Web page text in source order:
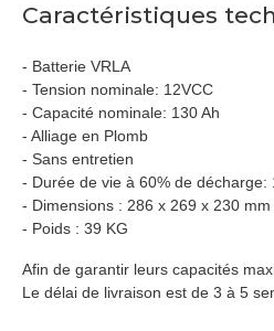
Caractéristiques
- Batterie VRLA
- Tension nominale: 12VCC
- Capacité nominale: 130 Ah
- Alliage en Plomb
- Sans entretien
- Durée de vie à 60% de décharge:
- Dimensions : 286 x 269 x 230 mm
- Poids : 39 KG
Afin de garantir leurs capacités
Le délai de livraison est de 3 à 5